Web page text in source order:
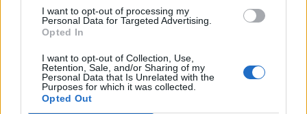
I want to opt-out of processing my
Personal Data for Targeted Advertising.
Opted In
I want to opt-out of Collection, Use,
Retention, Sale, and/or Sharing of my
Personal Data that Is Unrelated with the
Purposes for which it was collected.
Opted Out
E-mail LinkedIn Facebook
Stampa Altro
Vuoi ricevere gli aggiornamenti delle news di TecnoGazzetta?